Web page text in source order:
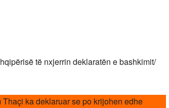
të nxjerrin deklaratën e bashkimit/
ka deklaruar se po krijohen edhe